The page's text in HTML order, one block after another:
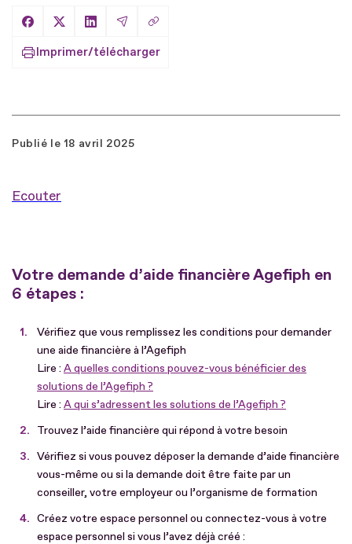
Partager sur Facebook
Partager sur X
Partager sur LinkedIn
Partager par Email
Copier le lien
Imprimer/télécharger
Publié le 18 avril 2025
Ecouter
Votre demande d’aide financière Agefiph en
6 étapes :
Vérifiez que vous remplissez les conditions pour demander
une aide financière à l’Agefiph
Lire : A quelles conditions pouvez-vous bénéficier des
solutions de l’Agefiph ?
Lire : A qui s’adressent les solutions de l’Agefiph ?
Trouvez l’aide financière qui répond à votre besoin
Vérifiez si vous pouvez déposer la demande d’aide financière
vous-même ou si la demande doit être faite par un
conseiller, votre employeur ou l’organisme de formation
Créez votre espace personnel ou connectez-vous à votre
espace personnel si vous l’avez déjà créé :